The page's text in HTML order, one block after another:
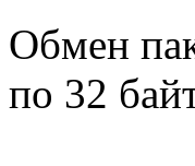
Обмен
по 32